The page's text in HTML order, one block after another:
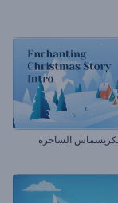
الساحرة